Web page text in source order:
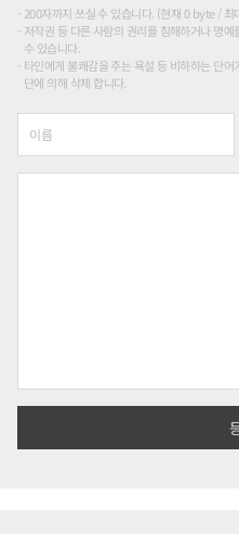
200자까지 쓰실 수 있습니다. (현재 0 byte /
저작권 등 다른 사람의 권리를 침해하거나 명
수 있습니다.
타인에게 불쾌감을 주는 욕설 등 비하하는 단
단에 의해 삭제 합니다.